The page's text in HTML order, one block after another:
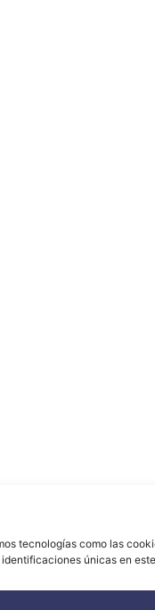
tecnologías como las
únicas en